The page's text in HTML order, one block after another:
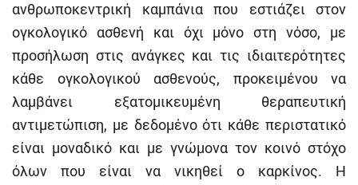
ανθρωποκεντρική καμπάνια που εστιάζει στον
ογκολογικό ασθενή και όχι μόνο στη νόσο, με
προσήλωση στις ανάγκες και τις ιδιαιτερότητες
κάθε ογκολογικού ασθενούς, προκειμένου να
λαμβάνει εξατομικευμένη θεραπευτική
αντιμετώπιση, με δεδομένο ότι κάθε περιστατικό
είναι μοναδικό και με γνώμονα τον κοινό στόχο
όλων που είναι να νικηθεί ο καρκίνος. Η